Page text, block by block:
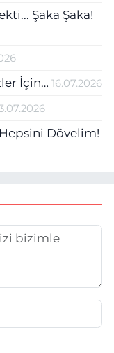
Şaka Şaka!
İçin… 16.07.2026
Dövelim!